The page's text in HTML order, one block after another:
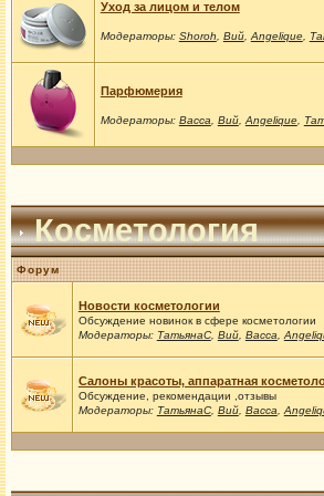
Уход за лицом и телом
Модераторы: Shoroh Вий, Angelique,
Парфюмерия
Модераторы: Васса Вий, Angelique,
Косметология
Форум
Новости косметологии
Обсуждение новинок в сфере косметологии
Модераторы: ТатьянаС, Вий, Васса
Салоны красоты, аппаратная
Обсуждение, рекомендации ,отзывы
Модераторы: ТатьянаС, Вий, Васса